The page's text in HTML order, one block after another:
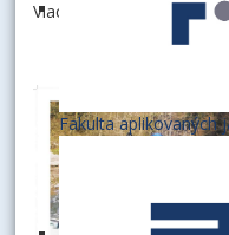
Fakulta aplikovaných
Viac informácií: na